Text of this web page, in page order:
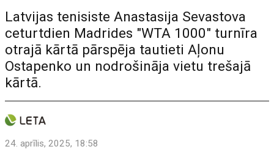
Latvijas tenisiste Anastasija Sevastova
ceturtdien Madrides "WTA 1000" turnīra
otrajā kārtā pārspēja tautieti Aļonu
Ostapenko un nodrošināja vietu trešajā
kārtā.
24. aprīlis, 2025, 18:58